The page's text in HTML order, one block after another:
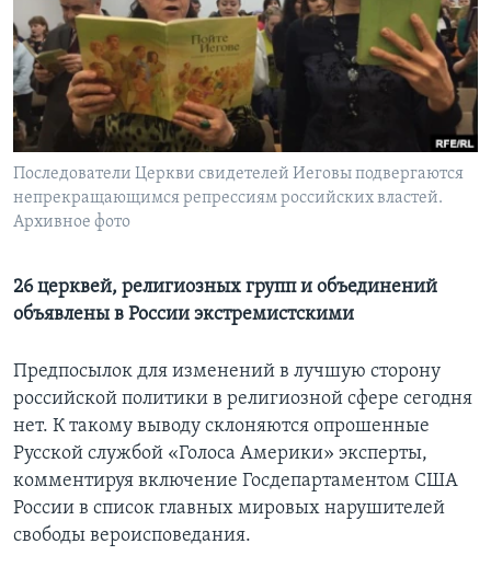
Learning English
СОЦИАЛЬНЫЕ СЕТИ
Языки
Последователи Церкви свидетелей Иеговы подвергаются
непрекращающимся репрессиям российских властей.
Архивное фото
26 церквей, религиозных групп и объединений
объявлены в России экстремистскими
Предпосылок для изменений в лучшую сторону
российской политики в религиозной сфере сегодня
нет. К такому выводу склоняются опрошенные
Русской службой «Голоса Америки» эксперты,
комментируя включение Госдепартаментом США
России в список главных мировых нарушителей
свободы вероисповедания.